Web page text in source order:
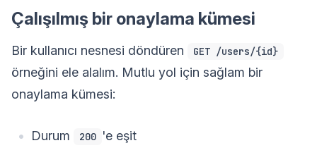
Çalışılmış bir onaylama kümesi
Bir kullanıcı nesnesi döndüren GET /users/{id}
örneğini ele alalım. Mutlu yol için sağlam bir
onaylama kümesi:
Durum 200 'e eşit